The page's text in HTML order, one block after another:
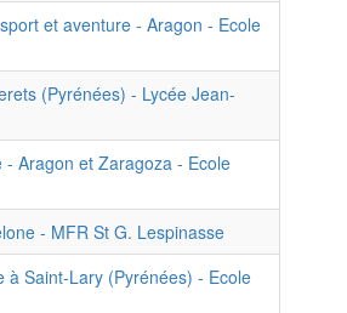
et aventure - Aragon - Ecole
(Pyrénées) - Lycée Jean-
- Aragon et Zaragoza - Ecole
- MFR St G. Lespinasse
à Saint-Lary (Pyrénées) - Ecole